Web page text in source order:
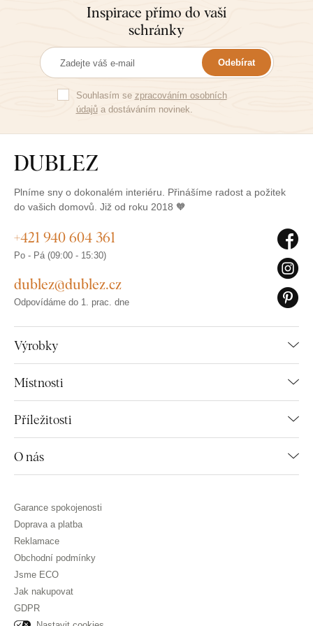
Inspirace přímo do vaší
schránky
Odebírat
Souhlasím se zpracováním osobních
údajůa dostáváním novinek.
Plníme sny o dokonalém interiéru. Přinášíme radost a požitek
do vašich domovů. Již od roku 2018 🧡
Výrobky
Místnosti
Příležitosti
O nás
+421 940 604 361
Po - Pá (09:00 - 15:30)
dublez@dublez.cz
Odpovídáme do 1. prac. dne
Garance spokojenosti
Doprava a platba
Reklamace
Obchodní podmínky
Jsme ECO
Jak nakupovat
GDPR